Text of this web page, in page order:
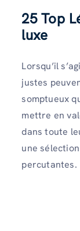
25 Top
luxe
Lorsqu’il
justes
somptueux
mettre en
dans toute
une
percutantes.